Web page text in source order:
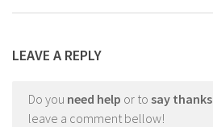
LEAVE A REPLY
Do you need help or to say thanks
leave a comment bellow!